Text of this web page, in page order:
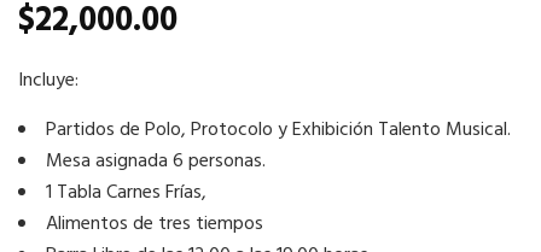
$22,000.00
Incluye:
Partidos de Polo, Protocolo y Exhibición Talento Musical.
Mesa asignada 6 personas.
1 Tabla Carnes Frías,
Alimentos de tres tiempos